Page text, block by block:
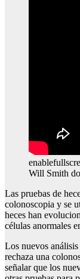
Will Smith
Las pruebas de
colonoscopia y se
heces han
células anormales
Los nuevos
rechaza una
señalar que los